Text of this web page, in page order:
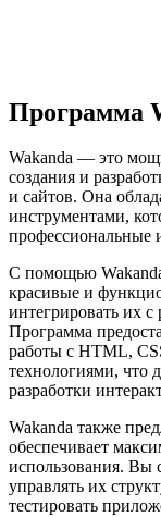
Программа
Wakanda — это
создания и
и сайтов. Она
инструментами,
профессиональные
С помощью
красивые и
интегрировать их
Программа
работы с HTML,
технологиями, что
разработки
Wakanda также
обеспечивает
использования. Вы
управлять их
тестировать